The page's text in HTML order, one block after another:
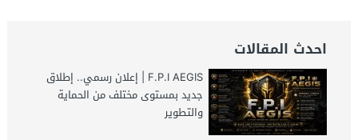
احدث المقالات
F.P.I AEGIS | إعلان رسمي.. إطلاق
جديد بمستوى مختلف من الحماية
والتطوير